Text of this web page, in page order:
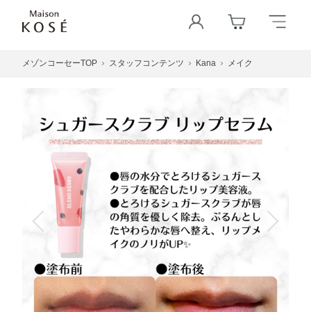
メゾンコーセーTOP スタッフコンテンツ Kana メイク